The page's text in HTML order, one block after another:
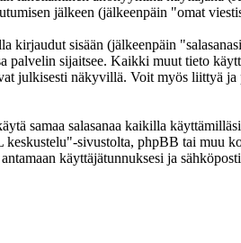
jälkeen (jälkeenpäin "omat
sisään (jälkeenpäin
sijaitsee. Kaikki muut tieto
julkisesti näkyvillä. Voit myös liittyä
samaa salasanaa kaikilla
sivustolta, phpBB tai muu
käyttäjätunnuksesi ja